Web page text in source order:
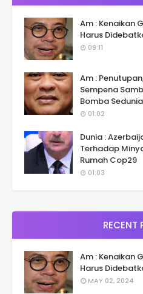
Am : Kenaikan
Harus
09:11
Am :
Sempena
Bomba
01:02
Dunia :
Terhadap
Rumah Cop29
01:03
RECENT
Am : Kenaikan
Harus
MAY 02, 2024